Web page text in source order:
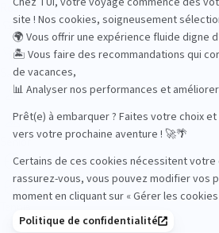
Road Trips
Safari
Sénior